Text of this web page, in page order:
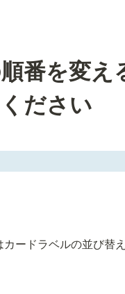
番を変え
ださい
ードラベルの並び替